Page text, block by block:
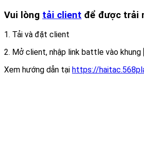
Vui lòng tải client để được trải
1. Tải và đặt client
2. Mở client, nhập link battle vào khung
Xem hướng dẫn tại https://